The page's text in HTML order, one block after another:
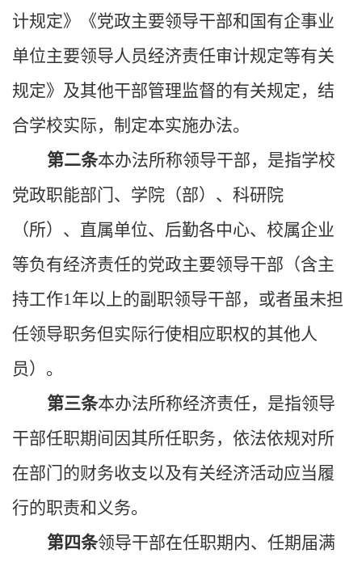
计规定》 《党政主要领导干部和国有企事业
单位主要领导人员经济责任审计规定等有关
规定》 及其他干部管理监督的有关规定，结
合学校实际，制定本实施办法。
第二条本办法所称领导干部，是指学校
党政职能部门、学院（部）、科研院
（所）、直属单位、后勤各中心、校属企业
等负有经济责任的党政主要领导干部（含主
持工作1 年以上的副职领导干部，或者虽未担
任领导职务但实际行使相应职权的其他人
员）。
第三条本办法所称经济责任，是指领导
干部任职期间因其所任职务，依法依规对所
在部门的财务收支以及有关经济活动应当履
行的职责和义务。
第四条领导干部在任职期内、任期届满